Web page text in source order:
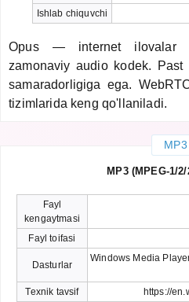
Ishlab chiquvchi
Opus — internet ilovalar
zamonaviy audio kodek.
samaradorligiga ega.
tizimlarida keng qo'llaniladi.
MP3
MP3 (MPEG-1/
Fayl
kengaytmasi
Fayl toifasi
Dasturlar
Windows Media
Texnik tavsif
https://